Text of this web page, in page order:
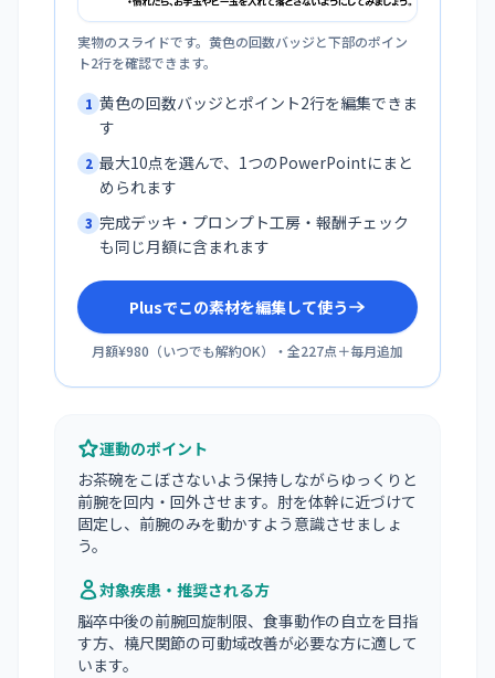
実物のスライドです。黄色の回数バッジと下部のポイン
ト2行を確認できます。
1 黄色の回数バッジとポイント2行を編集できま
す
2 最大10点を選んで、1つのPowerPointにまと
められます
3 完成デッキ・プロンプト工房・報酬チェック
も同じ月額に含まれます
Plusでこの素材を編集して使う
月額¥980 （いつでも解約OK）・全227点＋毎月追加
運動のポイント
お茶碗をこぼさないよう保持しながらゆっくりと
前腕を回内・回外させます。肘を体幹に近づけて
固定し、前腕のみを動かすよう意識させましょ
う。
対象疾患・推奨される方
脳卒中後の前腕回旋制限、食事動作の自立を目指
す方、橈尺関節の可動域改善が必要な方に適して
います。